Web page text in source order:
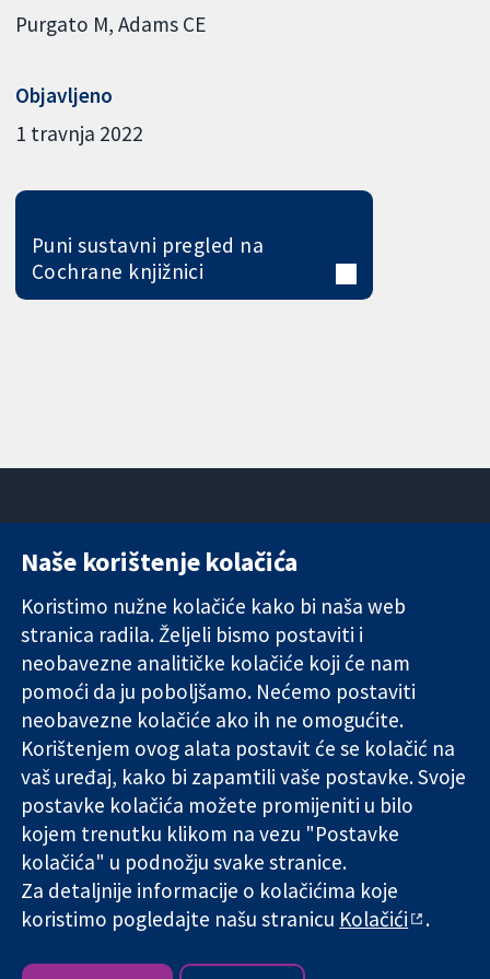
Purgato M Adams CE
Objavljeno
1 travnja 2022
Puni sustavni pregled na
Cochrane knjižnici
Pouzdani dokazi.
Utemeljeni
dokazi.
Bolje zdravlje.
11-13 Cavendish
London
W1G 0AN
Ujedinjeno
Kraljevstvo
Novosti
medije
O nama
Poslovi
Cochrane
Library
The Cochrane Collaboration is a charity (no. 1045921) and a
company limited by guarantee (no. 03044323) registered in
England & Wales. VAT registration number GB 718 2127 49.
Copyright © 2026 The Cochrane Collaboration
Uvjeti korištenja|Odricanje od odgovornosti
Naše korištenje kolačića
Koristimo nužne kolačiće kako bi naša web
stranica radila. Željeli bismo postaviti i
neobavezne analitičke kolačiće koji će nam
pomoći da ju poboljšamo. Nećemo postaviti
neobavezne kolačiće ako ih ne omogućite.
Korištenjem ovog alata postavit će se kolačić na
vaš uređaj, kako bi zapamtili vaše postavke. Svoje
postavke kolačića možete promijeniti u bilo
kojem trenutku klikom na vezu "Postavke
kolačića" u podnožju svake stranice.
Za detaljnije informacije o kolačićima koje
koristimo pogledajte našu stranicu Kolačići .